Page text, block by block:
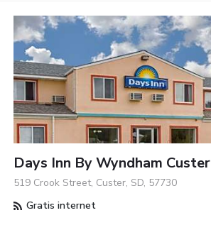
Days Inn By Wyndham Custer
519 Crook Street, Custer, SD, 57730
Gratis internet